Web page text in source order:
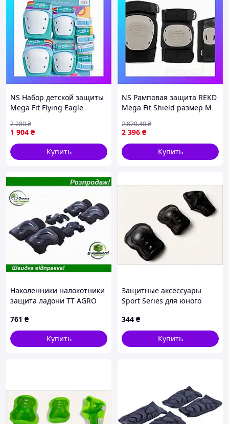
NS Набор детской защиты
Mega Fit Flying Eagle
1 904 ₴
2 280₴
Купить
NS Рамповая защита REKD
Mega Fit Shield размер M
2 396 ₴
2 870.40₴
Купить
Наколенники налокотники
защита ладони TT AGRO
активных игр защита от
травм
761 ₴
Купить
Защитные аксессуары
Sport Series для юного
344 ₴
Купить